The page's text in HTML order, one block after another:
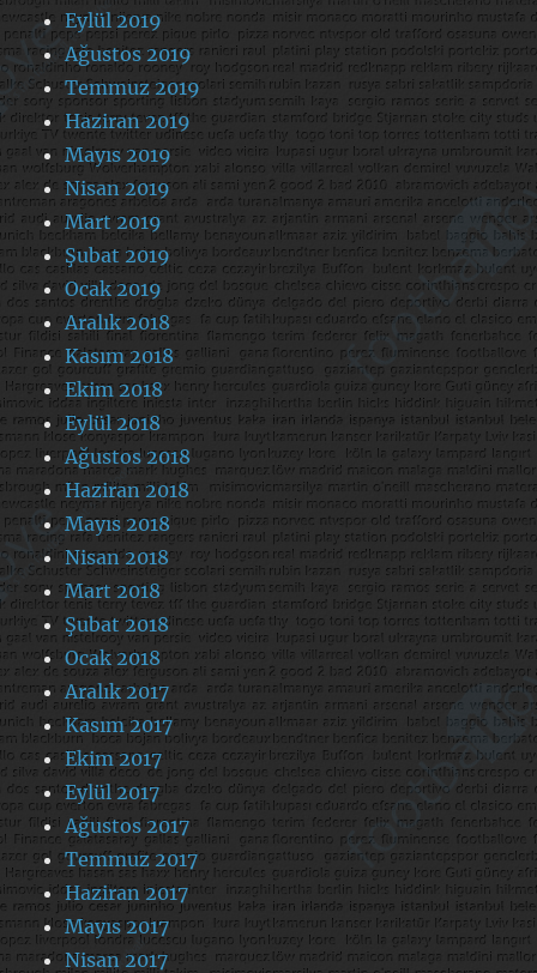
Eylül 2019
Ağustos 2019
Temmuz 2019
Haziran 2019
Mayıs 2019
Nisan 2019
Mart 2019
Şubat 2019
Ocak 2019
Aralık 2018
Kasım 2018
Ekim 2018
Eylül 2018
Ağustos 2018
Haziran 2018
Mayıs 2018
Nisan 2018
Mart 2018
Şubat 2018
Ocak 2018
Aralık 2017
Kasım 2017
Ekim 2017
Eylül 2017
Ağustos 2017
Temmuz 2017
Haziran 2017
Mayıs 2017
Nisan 2017